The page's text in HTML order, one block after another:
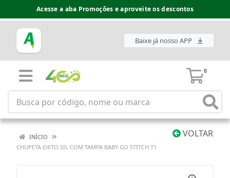
Acesse a aba Promoções e aproveite os descontos
Baixe já nosso APP
0
VOLTAR
INÍCIO
CHUPETA ORTO SIL COM TAMPA BABY GO STITCH T1